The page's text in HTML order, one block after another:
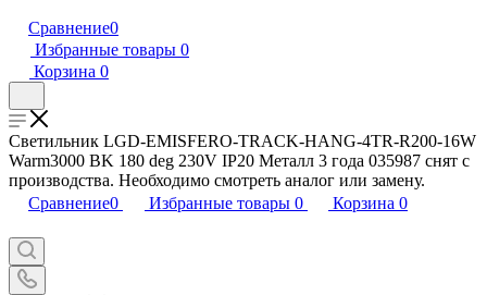
Сравнение0
Избранные товары 0
Корзина 0
Светильник LGD-EMISFERO-TRACK-HANG-4TR-R200-16W
Warm3000 BK 180 deg 230V IP20 Металл 3 года 035987 снят с
производства. Необходимо смотреть аналог или замену.
Сравнение0 Избранные товары 0 Корзина 0